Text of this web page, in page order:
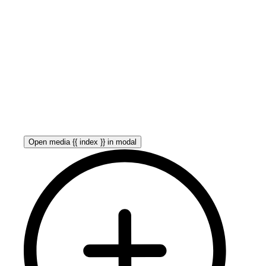
Open media {{ index }} in modal